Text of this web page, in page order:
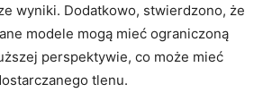
wyniki. Dodatkowo, stwierdzono, że
modele mogą mieć ograniczoną
perspektywie, co może mieć
tlenu.